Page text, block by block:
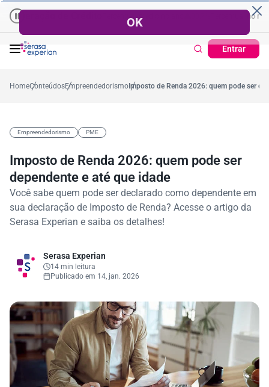
de Crédito 37,2%
Entrar
no mês Cartão de Crédito | Cadastro Positivo Ticket
HomeConteúdosEmpreendedorismo Imposto de Renda 2026: quem pode ser
Empreendedorismo PME
Imposto de Renda 2026: quem pode ser
dependente e até que idade
Você sabe quem pode ser declarado como dependente em
sua declaração de Imposto de Renda? Acesse o artigo da
Serasa Experian e saiba os detalhes!
Serasa Experian
14 min leitura
Publicado em 14, jan. 2026